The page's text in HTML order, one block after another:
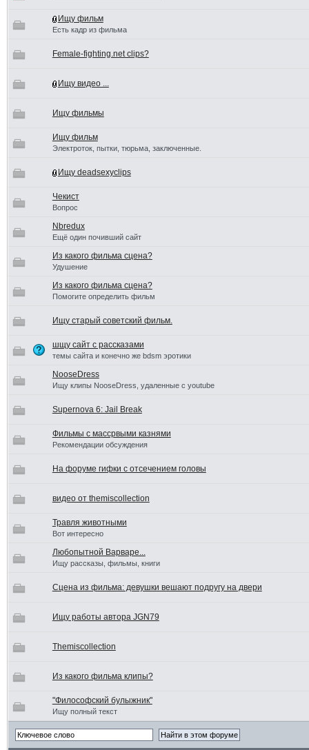
Ищу фильм
Есть кадр из фильма
Female-fighting.net clips?
Ищу видео ...
Ищу фильмы
Ищу фильм
Электроток, пытки, тюрьма, заключенные.
Ищу deadsexyclips
Чекист
Вопрос
Nbredux
Ещё один почивший сайт
Из какого фильма сцена?
Удушение
Из какого фильма сцена?
Помогите определить фильм
Ищу старый советский фильм.
шщу сайт с рассказами
темы сайта и конечно же bdsm эротики
NooseDress
Ищу клипы NooseDress, удаленные с youtube
Supernova 6: Jail Break
Фильмы с массрвыми казнями
Рекомендации обсуждения
На форуме гифки с отсечением головы
видео от themiscollection
Травля животными
Вот интересно
Любопытной Варваре...
Ищу рассказы, фильмы, книги
Сцена из фильма: девушки вешают подругу на двери
Ищу работы автора JGN79
Themiscollection
Из какого фильма клипы?
"Философский булыжник"
Ищу полный текст